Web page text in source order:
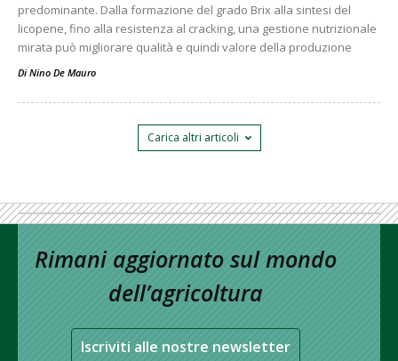
predominante. Dalla formazione del grado Brix alla sintesi del
licopene, fino alla resistenza al cracking, una gestione nutrizionale
mirata può migliorare qualità e quindi valore della produzione
Di Nino De Mauro
Carica altri articoli
Rimani aggiornato sul mondo
dell’agricoltura
Iscriviti alle nostre newsletter